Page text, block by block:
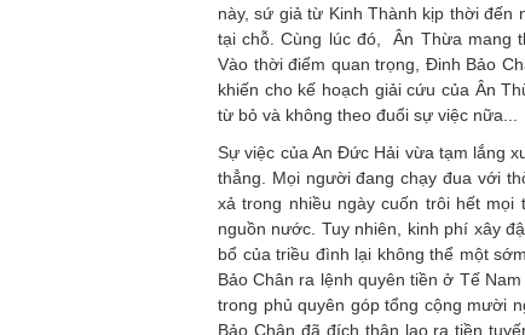
này, sứ giả từ Kinh Thành kịp thời
tại chỗ. Cùng lúc đó, Ân Thừa mang
Vào thời điểm quan trọng, Đinh Bảo
khiến cho kế hoạch giải cứu của Ân
từ bỏ và không theo đuổi sự việc nữa...
Sự việc của An Đức Hải vừa tạm lắng
thẳng. Mọi người đang chạy đua với
xả trong nhiều ngày cuốn trôi hết
nguồn nước. Tuy nhiên, kinh phí xây
bổ của triều đình lại không thể một
Bảo Chân ra lệnh quyên tiền ở Tế
trong phủ quyên góp tổng cộng mười
Bảo Chân đã đích thân lao ra tiền